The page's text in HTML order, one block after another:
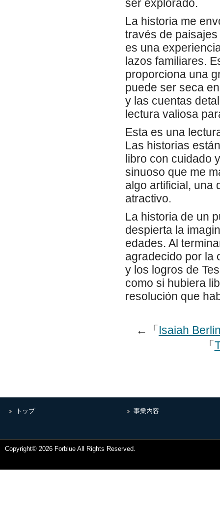
ser explorado.
La historia me
través de
es una
lazos familiares.
proporciona una
puede ser seca
y las cuentas
lectura valiosa
Esta es una
Las historias
libro con cuidado
sinuoso que me
algo artificial, una
atractivo.
La historia de un
despierta la
edades. Al
agradecido por la
y los logros de
como si hubiera
resolución que
←「Isaiah
「
トップ 事業内容
Copyright© 2026 Forblue All Rights Reserved.